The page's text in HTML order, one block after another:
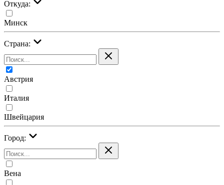
Откуда:
Минск
Страна:
Австрия
Италия
Швейцария
Город:
Вена